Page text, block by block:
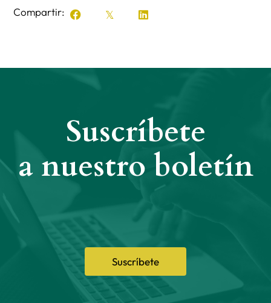
Compartir:
Suscríbete
Suscríbete
a nuestro boletín